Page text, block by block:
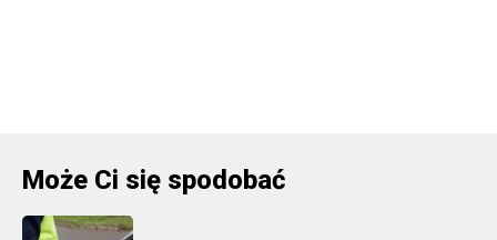
Może Ci się spodobać